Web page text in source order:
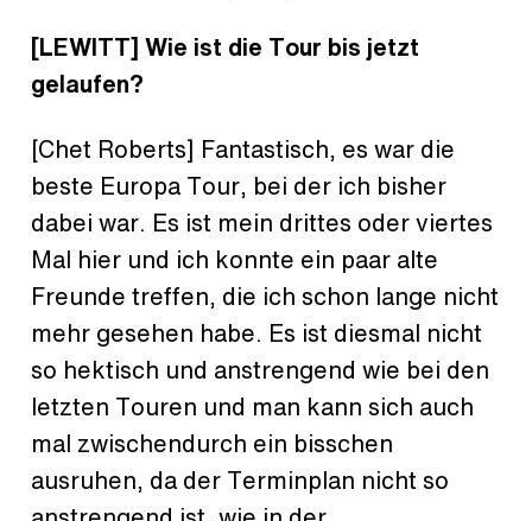
[LEWITT] Wie ist die Tour bis jetzt
gelaufen?
[Chet Roberts] Fantastisch, es war die
beste Europa Tour, bei der ich bisher
dabei war. Es ist mein drittes oder viertes
Mal hier und ich konnte ein paar alte
Freunde treffen, die ich schon lange nicht
mehr gesehen habe. Es ist diesmal nicht
so hektisch und anstrengend wie bei den
letzten Touren und man kann sich auch
mal zwischendurch ein bisschen
ausruhen, da der Terminplan nicht so